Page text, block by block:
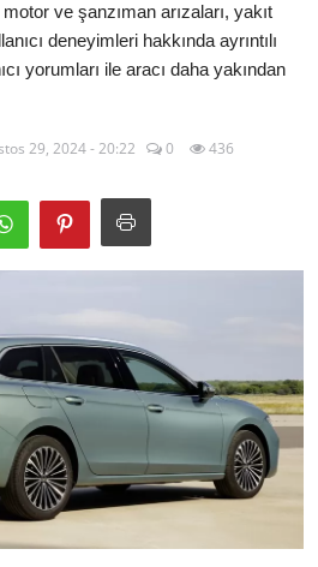
ve şanzıman arızaları, yakıt
deneyimleri hakkında ayrıntılı
yorumları ile aracı daha yakından
29, 2024 - 20:22 0 436